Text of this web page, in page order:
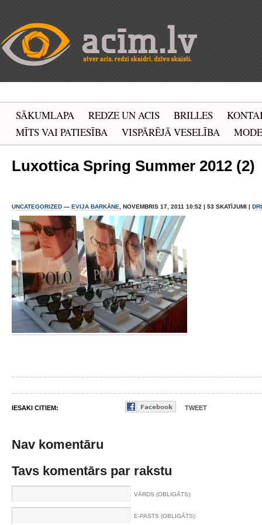
SĀKUMLAPA REDZE UN ACIS BRILLES
MĪTS VAI PATIESĪBA
VISPĀRĒJĀ VESELĪBA MODE
Luxottica Spring Summer 2012 (2)
UNCATEGORIZED — EVIJA BARKĀNE , NOVEMBRIS 17, 2011 10:52 | 53 SKATĪJUMI |
IESAKI CITIEM: TWEET
Nav komentāru
Tavs komentārs par rakstu
VĀRDS (OBLIGĀTS):
E-PASTS (OBLIGĀTS):